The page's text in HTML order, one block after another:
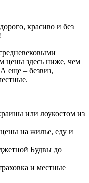
красиво и без
цены здесь ниже, чем
еще – безвиз,
или лоукостом из
на жилье, еду и
Будвы до
и местные